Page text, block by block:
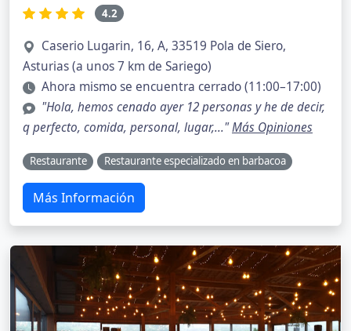
4.2
Caserio Lugarin, 16, A, 33519 Pola de Siero,
Asturias (a unos 7 km de Sariego)
Ahora mismo se encuentra cerrado (11:00–17:00)
"Hola, hemos cenado ayer 12 personas y he de decir,
q perfecto, comida, personal, lugar,..."Más Opiniones
Restaurante Restaurante especializado en barbacoa
Más Información